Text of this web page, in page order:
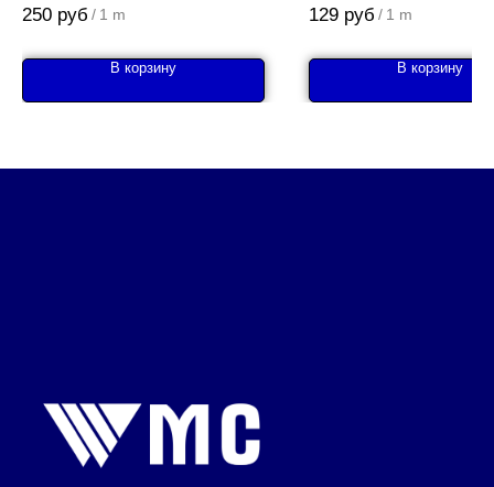
250 руб / 1 m
В корзину
129 руб / 1 m
В корзину